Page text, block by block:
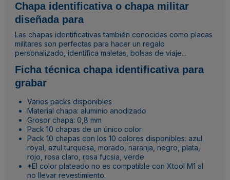
Chapa identificativa o chapa militar
diseñada para
Las chapas identificativas también conocidas como placas
militares son perfectas para hacer un regalo
personalizado, identifica maletas, bolsas de viaje...
Ficha técnica chapa identificativa para
grabar
Varios packs disponibles
Material chapa: aluminio anodizado
Grosor chapa: 0,8 mm
Pack 10 chapas de un único color
Pack 10 chapas con los 10 colores disponibles: azul
royal, azul turquesa, morado, naranja, negro, plata,
rojo, rosa claro, rosa fucsia, verde
*El color plateado no es compatible con Xtool M1 al
no llevar revestimiento.